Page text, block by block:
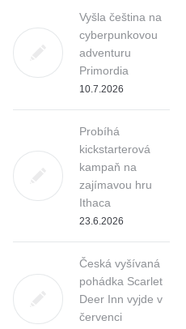
Vyšla čeština na
cyberpunkovou
adventuru
Primordia
10.7.2026
Probíhá
kickstarterová
kampaň na
zajímavou hru
Ithaca
23.6.2026
Česká vyšívaná
pohádka Scarlet
Deer Inn vyjde v
červenci